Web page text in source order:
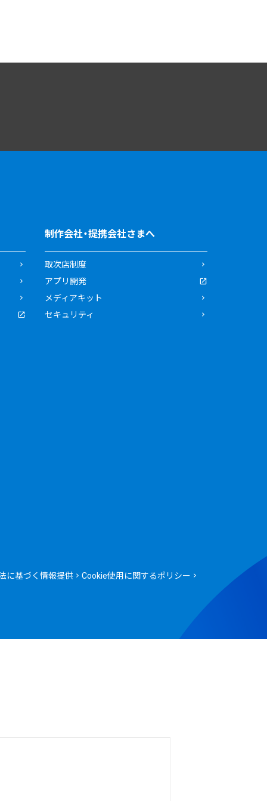
制作会社・提携会社さまへ
取次店制度
アプリ開発
メディアキット
セキュリティ
に基づく情報提供
Cookie使用に関するポリシー